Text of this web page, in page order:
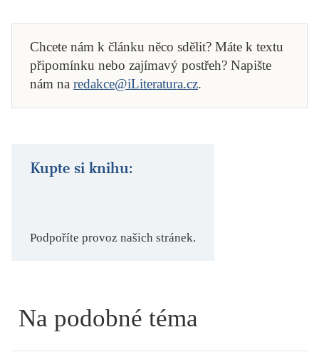
Chcete nám k článku něco sdělit? Máte k textu
připomínku nebo zajímavý postřeh? Napište
nám na redakce@iLiteratura.cz.
Kupte si knihu:
Podpoříte provoz našich stránek.
Na podobné téma